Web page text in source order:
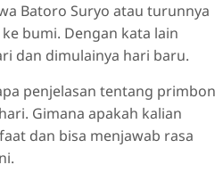
Batoro Suryo atau turunnya
bumi. Dengan kata lain
dan dimulainya hari baru.
penjelasan tentang primbon
Gimana apakah kalian
dan bisa menjawab rasa